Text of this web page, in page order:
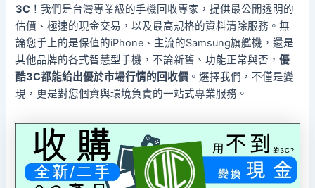
3C ！我們是台灣專業級的手機回收專家，提供最公開透明的
估價、極速的現金交易，以及最高規格的資料清除服務。無
論您手上的是保值的iPhone、主流的Samsung旗艦機，還是
其他品牌的各式智慧型手機，不論新舊、功能正常與否，優
酷3C都能給出優於市場行情的回收價 。選擇我們，不僅是變
現，更是對您個資與環境負責的一站式專業服務。